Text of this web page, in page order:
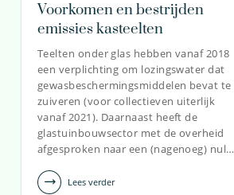
Voorkomen en bestrijden
emissies kasteelten
Teelten onder glas hebben vanaf 2018
een verplichting om lozingswater dat
gewasbeschermingsmiddelen bevat te
zuiveren (voor collectieven uiterlijk
vanaf 2021). Daarnaast heeft de
glastuinbouwsector met de overheid
afgesproken naar een (nagenoeg) nul…
Lees verder